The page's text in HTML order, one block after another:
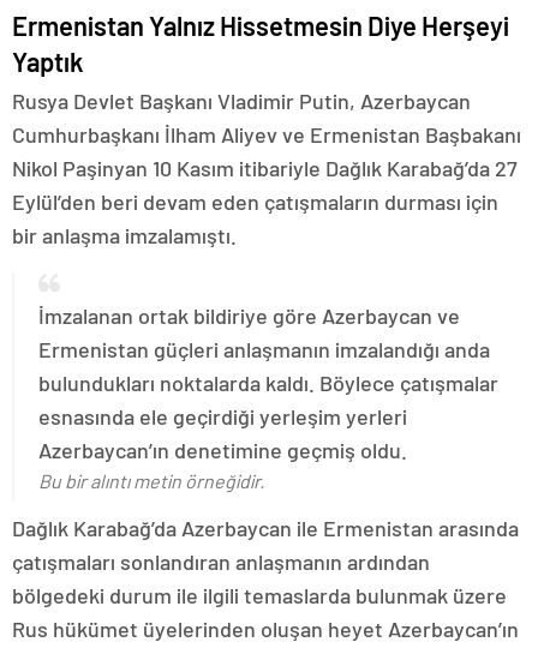
Ermenistan Yalnız Hissetmesin Diye Herşeyi
Yaptık
Rusya Devlet Başkanı Vladimir Putin, Azerbaycan
Cumhurbaşkanı İlham Aliyev ve Ermenistan Başbakanı
Nikol Paşinyan 10 Kasım itibariyle Dağlık Karabağ’da 27
Eylül’den beri devam eden çatışmaların durması için
bir anlaşma imzalamıştı.
İmzalanan ortak bildiriye göre Azerbaycan ve
Ermenistan güçleri anlaşmanın imzalandığı anda
bulundukları noktalarda kaldı. Böylece çatışmalar
esnasında ele geçirdiği yerleşim yerleri
Azerbaycan’ın denetimine geçmiş oldu.
Bu bir alıntı metin örneğidir.
Dağlık Karabağ’da Azerbaycan ile Ermenistan arasında
çatışmaları sonlandıran anlaşmanın ardından
bölgedeki durum ile ilgili temaslarda bulunmak üzere
Rus hükümet üyelerinden oluşan heyet Azerbaycan’ın